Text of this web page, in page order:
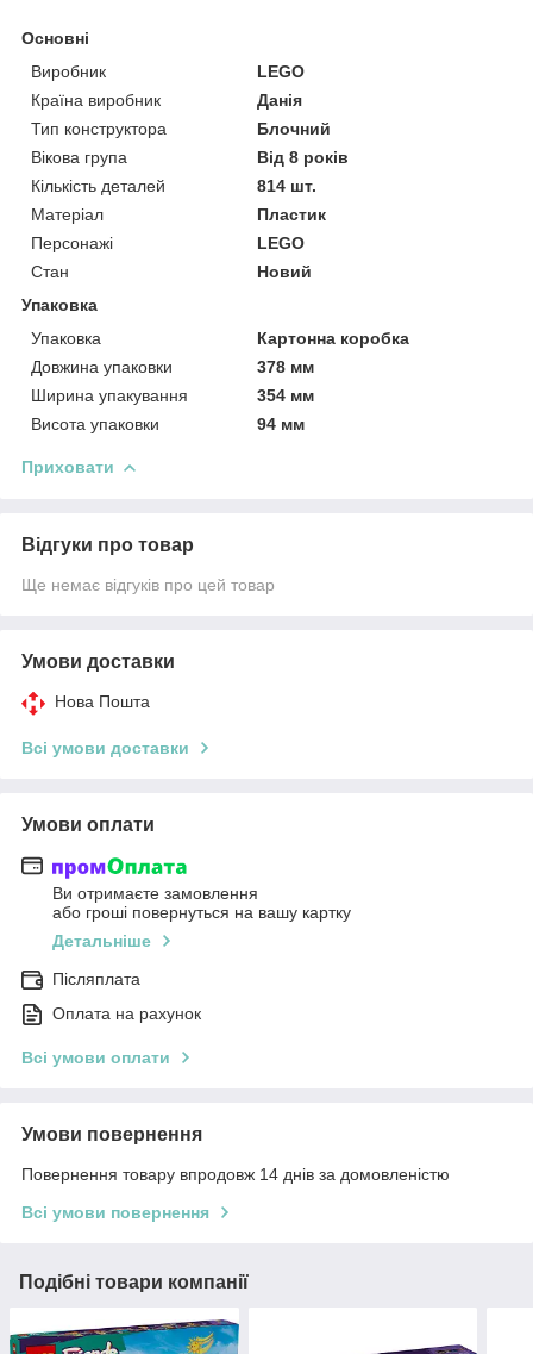
Основні
Виробник
LEGO
Країна виробник
Данія
Тип конструктора
Блочний
Вікова група
Від 8 років
Кількість деталей
814 шт.
Матеріал
Пластик
Персонажі
LEGO
Стан
Новий
Упаковка
Упаковка
Картонна коробка
Довжина упаковки
378 мм
Ширина упакування
354 мм
Висота упаковки
94 мм
Приховати
Відгуки про товар
Ще немає відгуків про цей товар
Умови доставки
Нова Пошта
Всі умови доставки
Умови оплати
Ви отримаєте замовлення
або гроші повернуться на вашу картку
Детальніше
Післяплата
Оплата на рахунок
Всі умови оплати
Умови повернення
Повернення товару впродовж 14 днів за домовленістю
Всі умови повернення
Подібні товари компанії